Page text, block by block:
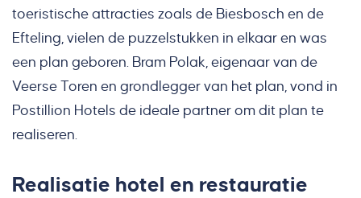
toeristische attracties zoals de Biesbosch en de
Efteling, vielen de puzzelstukken in elkaar en was
een plan geboren. Bram Polak, eigenaar van de
Veerse Toren en grondlegger van het plan, vond in
Postillion Hotels de ideale partner om dit plan te
realiseren.
Realisatie hotel en restauratie